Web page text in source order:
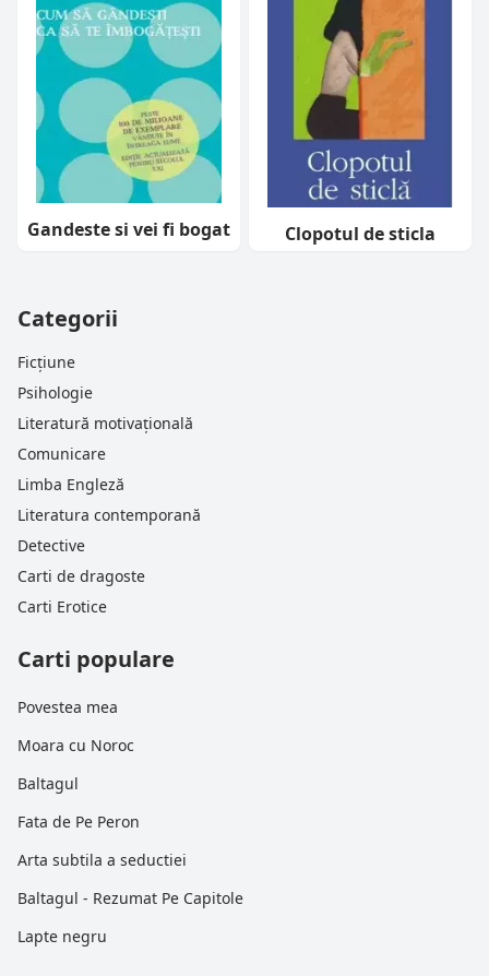
Gandeste si vei fi bogat Clopotul de sticla
Categorii
Ficțiune
Psihologie
Literatură motivațională
Comunicare
Limba Engleză
Literatura contemporană
Detective
Carti de dragoste
Carti Erotice
Carti populare
Povestea mea
Moara cu Noroc
Baltagul
Fata de Pe Peron
Arta subtila a seductiei
Baltagul - Rezumat Pe Capitole
Lapte negru